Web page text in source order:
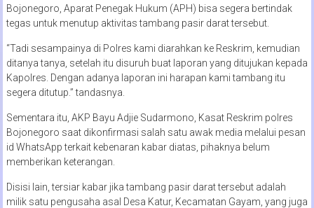
Bojonegoro, Aparat Penegak Hukum (APH) bisa segera bertindak
tegas untuk menutup aktivitas tambang pasir darat tersebut.
“Tadi sesampainya di Polres kami diarahkan ke Reskrim, kemudian
ditanya tanya, setelah itu disuruh buat laporan yang ditujukan kepada
Kapolres. Dengan adanya laporan ini harapan kami tambang itu
segera ditutup.” tandasnya.
Sementara itu, AKP Bayu Adjie Sudarmono, Kasat Reskrim polres
Bojonegoro saat dikonfirmasi salah satu awak media melalui pesan
id WhatsApp terkait kebenaran kabar diatas, pihaknya belum
memberikan keterangan.
Disisi lain, tersiar kabar jika tambang pasir darat tersebut adalah
milik satu pengusaha asal Desa Katur, Kecamatan Gayam, yang juga